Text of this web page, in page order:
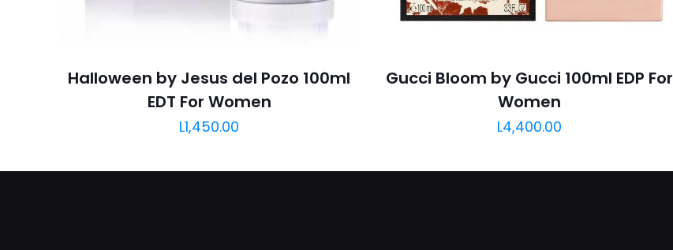
Halloween by Jesus del Pozo 100ml
EDT For Women
L1,450.00
Gucci Bloom by Gucci 100ml EDP For
Women
L4,400.00